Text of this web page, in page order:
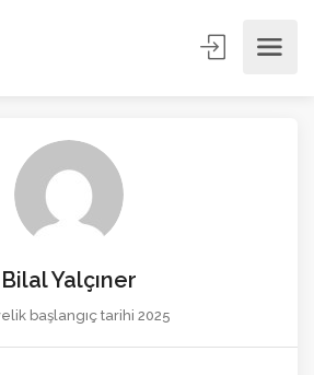
Bilal Yalçıner
başlangıç ​​tarihi 2025